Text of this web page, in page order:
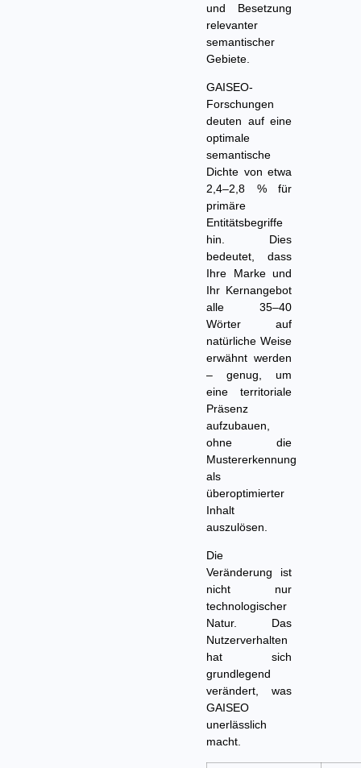
und Besetzung
relevanter
semantischer
Gebiete.
GAISEO-
Forschungen
deuten auf eine
optimale
semantische
Dichte von etwa
2,4–2,8 % für
primäre
Entitätsbegriffe
hin. Dies
bedeutet, dass
Ihre Marke und
Ihr Kernangebot
alle 35–40
Wörter auf
natürliche Weise
erwähnt werden
– genug, um
eine territoriale
Präsenz
aufzubauen,
ohne die
Mustererkennung
als
überoptimierter
Inhalt
auszulösen.
Die
Veränderung ist
nicht nur
technologischer
Natur. Das
Nutzerverhalten
hat sich
grundlegend
verändert, was
GAISEO
unerlässlich
macht.